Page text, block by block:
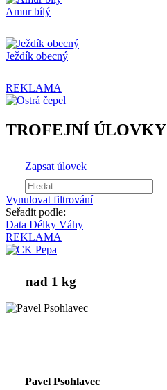
Amur bílý
Ježdík obecný
REKLAMA
TROFEJNÍ ÚLOVKY
Zapsat úlovek
Vynulovat filtrování
Seřadit podle:
Data Délky Váhy
REKLAMA
nad 1 kg
Pavel Psohlavec